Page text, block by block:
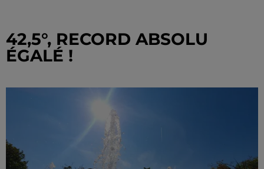
42,5°, RECORD ABSOLU
ÉGALÉ !